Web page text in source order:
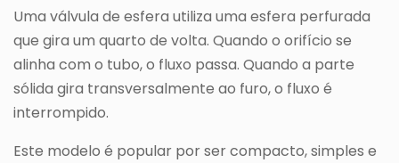
Uma válvula de esfera utiliza uma esfera perfurada
que gira um quarto de volta. Quando o orifício se
alinha com o tubo, o fluxo passa. Quando a parte
sólida gira transversalmente ao furo, o fluxo é
interrompido.
Este modelo é popular por ser compacto, simples e